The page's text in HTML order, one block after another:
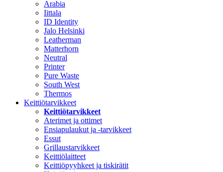
Arabia
Iittala
ID Identity
Jalo Helsinki
Leatherman
Matterhorn
Neutral
Printer
Pure Waste
South West
Thermos
Keittiötarvikkeet
Keittiötarvikkeet
Aterimet ja ottimet
Ensiapulaukut ja -tarvikkeet
Essut
Grillaustarvikkeet
Keittiölaitteet
Keittiöpyyhkeet ja tiskirätit